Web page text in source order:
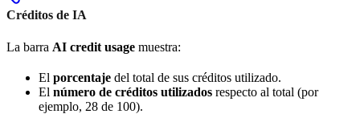
Créditos de IA
La barra AI credit usage muestra:
El porcentaje del total de sus créditos utilizado.
El número de créditos utilizados respecto al total (por
ejemplo, 28 de 100).